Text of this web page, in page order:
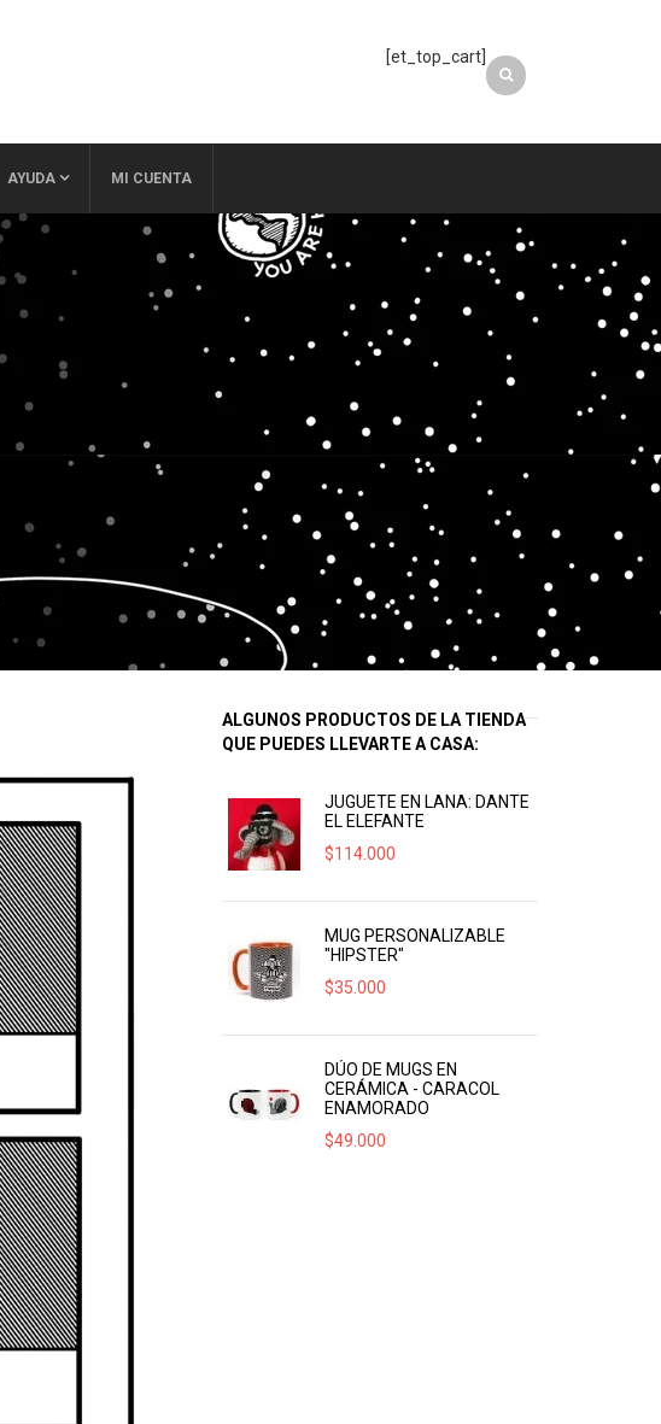
[et_top_cart]
AYUDA MI CUENTA
ALGUNOS PRODUCTOS DE LA TIENDA
QUE PUEDES LLEVARTE A CASA:
JUGUETE EN LANA: DANTE
EL ELEFANTE
$114.000
MUG PERSONALIZABLE
"HIPSTER"
$35.000
DÚO DE MUGS EN
CERÁMICA - CARACOL
ENAMORADO
$49.000